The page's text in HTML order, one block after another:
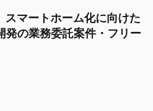
スマートホーム化に向けた
発の業務委託案件・フリー